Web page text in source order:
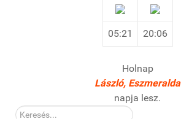
05:21 20:06
Holnap
László, Eszmeralda
napja lesz.
Kereső: